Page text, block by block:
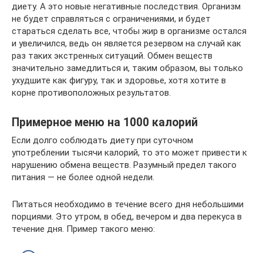
диету. А это новые негативные последствия. Организм
не будет справляться с ограничениями, и будет
стараться сделать все, чтобы жир в организме остался
и увеличился, ведь он является резервом на случай как
раз таких экстренных ситуаций. Обмен веществ
значительно замедлиться и, таким образом, вы только
ухудшите как фигуру, так и здоровье, хотя хотите в
корне противоположных результатов.
Примерное меню на 1000 калорий
Если долго соблюдать диету при суточном
употреблении тысячи калорий, то это может привести к
нарушению обмена веществ. Разумный предел такого
питания — не более одной недели.
Питаться необходимо в течение всего дня небольшими
порциями. Это утром, в обед, вечером и два перекуса в
течение дня. Пример такого меню: